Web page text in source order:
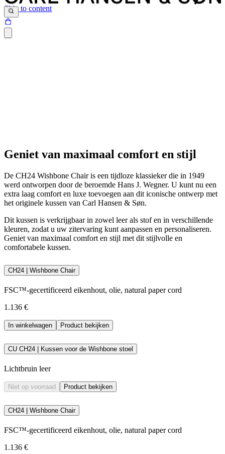
Skip to content
Geniet van maximaal comfort en stijl
De CH24 Wishbone Chair is een tijdloze klassieker die in 1949
werd ontworpen door de beroemde Hans J. Wegner. U kunt nu een
extra laag comfort en luxe toevoegen aan dit iconische ontwerp met
het originele kussen van Carl Hansen & Søn.
Dit kussen is verkrijgbaar in zowel leer als stof en in verschillende
kleuren, zodat u uw zitervaring kunt aanpassen en personaliseren.
Geniet van maximaal comfort en stijl met dit stijlvolle en
comfortabele kussen.
CH24 | Wishbone Chair
FSC™-gecertificeerd eikenhout, olie, natural paper cord
1.136 €
In winkelwagen Product bekijken
CU CH24 | Kussen voor de Wishbone stoel
Lichtbruin leer
Niet op voorraad Product bekijken
CH24 | Wishbone Chair
FSC™-gecertificeerd eikenhout, olie, natural paper cord
1.136 €